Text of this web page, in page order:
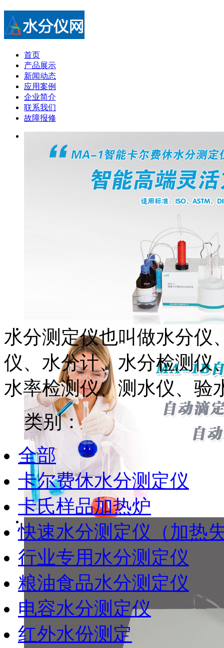
首页
产品展示
新闻动态
应用案例
企业简介
联系我们
故障报修
水分测定仪也叫做水分仪
仪、水分计、水分检测仪
水率检测仪、测水仪、验
类别：
全部
卡尔费休水分测定仪
卡氏样品加热炉
快速水分测定仪（加热
行业专用水分测定仪
粮油食品水分测定仪
电容水分测定仪
红外水份测定